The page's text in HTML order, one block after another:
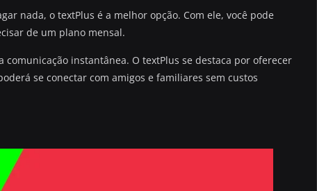
nada, o textPlus é a melhor opção. Com ele, você pode
de um plano mensal.
instantânea. O textPlus se destaca por oferecer
se conectar com amigos e familiares sem custos